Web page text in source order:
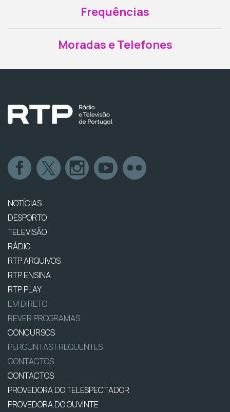
Frequências
Moradas e Telefones
NOTÍCIAS
DESPORTO
TELEVISÃO
RÁDIO
RTP ARQUIVOS
RTP ENSINA
RTP PLAY
EM DIRETO
REVER PROGRAMAS
CONCURSOS
PERGUNTAS FREQUENTES
CONTACTOS
CONTACTOS
PROVEDORA DO TELESPECTADOR
PROVEDORA DO OUVINTE